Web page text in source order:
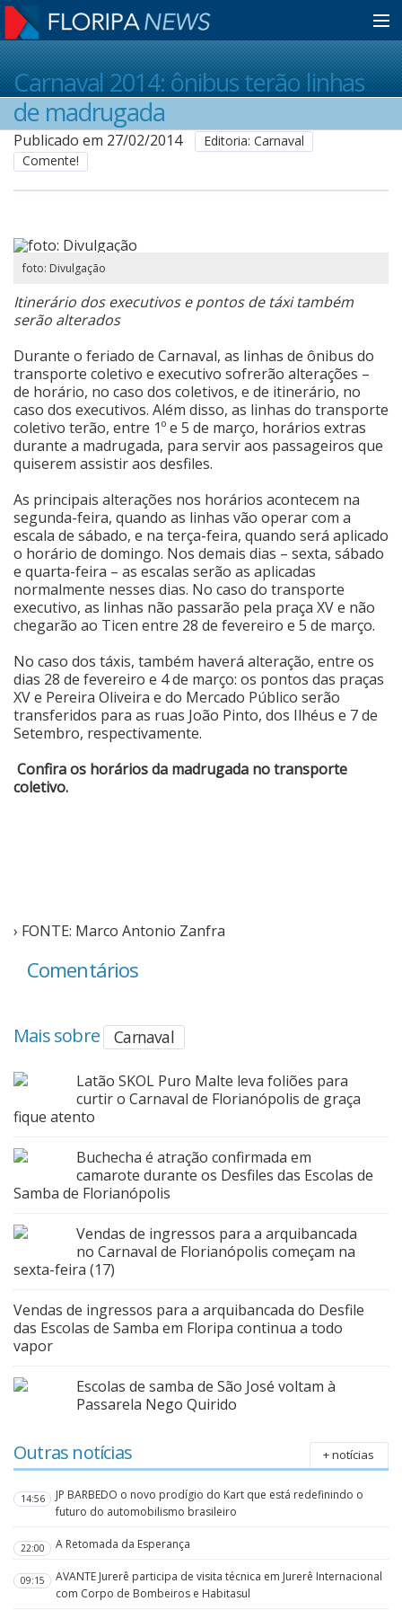
Home
Notícias
Colunistas
Classificados
Guia de Serviços
Anuncie
Cinema
Agenda Cultural
Anuncie
Fale Conosco
Carnaval 2014: ônibus terão linhas
de madrugada
Publicado em 27/02/2014
Editoria: Carnaval
Comente!
foto: Divulgação
Itinerário dos executivos e pontos de táxi também
serão alterados
Durante o feriado de Carnaval, as linhas de ônibus do
transporte coletivo e executivo sofrerão alterações –
de horário, no caso dos coletivos, e de itinerário, no
caso dos executivos. Além disso, as linhas do transporte
coletivo terão, entre 1º e 5 de março, horários extras
durante a madrugada, para servir aos passageiros que
quiserem assistir aos desfiles.
As principais alterações nos horários acontecem na
segunda-feira, quando as linhas vão operar com a
escala de sábado, e na terça-feira, quando será aplicado
o horário de domingo. Nos demais dias – sexta, sábado
e quarta-feira – as escalas serão as aplicadas
normalmente nesses dias. No caso do transporte
executivo, as linhas não passarão pela praça XV e não
chegarão ao Ticen entre 28 de fevereiro e 5 de março.
No caso dos táxis, também haverá alteração, entre os
dias 28 de fevereiro e 4 de março: os pontos das praças
XV e Pereira Oliveira e do Mercado Público serão
transferidos para as ruas João Pinto, dos Ilhéus e 7 de
Setembro, respectivamente.
Confira os horários da madrugada no transporte
coletivo.
› FONTE: Marco Antonio Zanfra
Comentários
Mais sobre Carnaval
Latão SKOL Puro Malte leva foliões para
curtir o Carnaval de Florianópolis de graça
fique atento
Buchecha é atração confirmada em
camarote durante os Desfiles das Escolas de
Samba de Florianópolis
Vendas de ingressos para a arquibancada
no Carnaval de Florianópolis começam na
sexta-feira (17)
Vendas de ingressos para a arquibancada do Desfile
das Escolas de Samba em Floripa continua a todo
vapor
Escolas de samba de São José voltam à
Passarela Nego Quirido
Outras notícias + notícias
14:56
JP BARBEDO o novo prodígio do Kart que está redefinindo o
futuro do automobilismo brasileiro
22:00 A Retomada da Esperança
09:15
AVANTE Jurerê participa de visita técnica em Jurerê Internacional
com Corpo de Bombeiros e Habitasul